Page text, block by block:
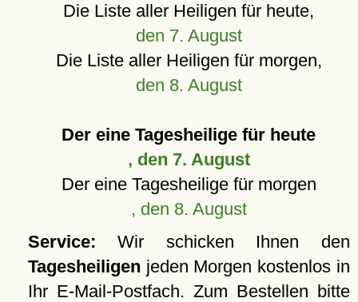
Die Liste aller Heiligen für heute,
den 7. August
Die Liste aller Heiligen für morgen,
den 8. August
Der eine Tagesheilige für heute
, den 7. August
Der eine Tagesheilige für morgen
, den 8. August
Service: Wir schicken Ihnen den
Tagesheiligen jeden Morgen kostenlos in
Ihr E-Mail-Postfach. Zum Bestellen bitte